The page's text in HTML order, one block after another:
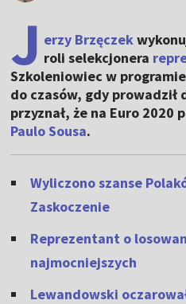
J erzy Brzęczek
roli selekcjonera
Szkoleniowiec w
do czasów, gdy prowadził
przyznał, że na Euro 2020
Paulo Sousa.
Wyliczono szanse
Zaskoczenie
Reprezentant o
najmocniejszych
Lewandowski